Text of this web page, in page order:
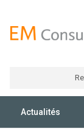
Actualités